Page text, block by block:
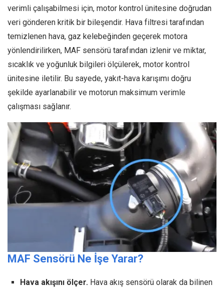
verimli çalışabilmesi için, motor kontrol ünitesine doğrudan
veri gönderen kritik bir bileşendir. Hava filtresi tarafından
temizlenen hava, gaz kelebeğinden geçerek motora
yönlendirilirken, MAF sensörü tarafından izlenir ve miktar,
sıcaklık ve yoğunluk bilgileri ölçülerek, motor kontrol
ünitesine iletilir. Bu sayede, yakıt-hava karışımı doğru
şekilde ayarlanabilir ve motorun maksimum verimle
çalışması sağlanır.
MAF Sensörü Ne İşe Yarar?
Hava akışını ölçer. Hava akış sensörü olarak da bilinen